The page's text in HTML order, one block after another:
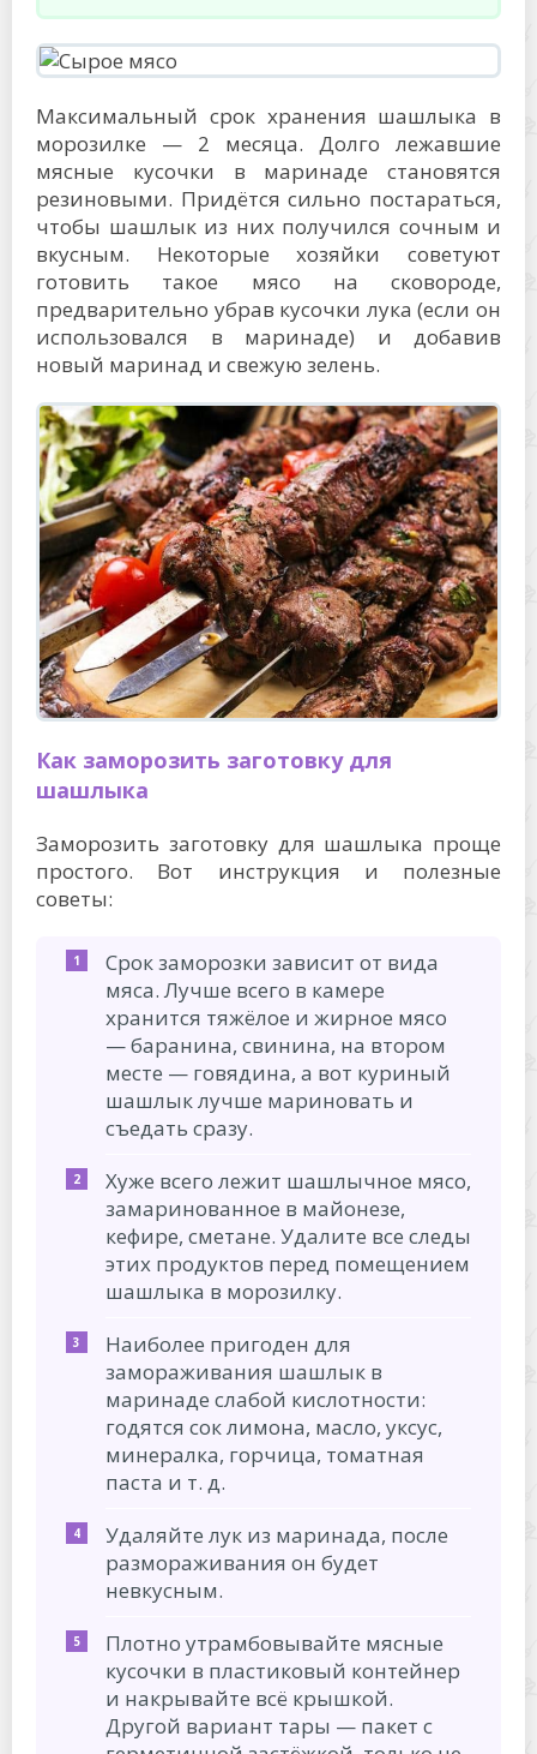
Максимальный срок хранения шашлыка в
морозилке — 2 месяца. Долго лежавшие
мясные кусочки в маринаде становятся
резиновыми. Придётся сильно постараться,
чтобы шашлык из них получился сочным и
вкусным. Некоторые хозяйки советуют
готовить такое мясо на сковороде,
предварительно убрав кусочки лука (если он
использовался в маринаде) и добавив
новый маринад и свежую зелень.
Как заморозить заготовку для
шашлыка
Заморозить заготовку для шашлыка проще
простого. Вот инструкция и полезные
советы:
Срок заморозки зависит от вида
мяса. Лучше всего в камере
хранится тяжёлое и жирное мясо
— баранина, свинина, на втором
месте — говядина, а вот куриный
шашлык лучше мариновать и
съедать сразу.
Хуже всего лежит шашлычное мясо,
замаринованное в майонезе,
кефире, сметане. Удалите все следы
этих продуктов перед помещением
шашлыка в морозилку.
Наиболее пригоден для
замораживания шашлык в
маринаде слабой кислотности:
годятся сок лимона, масло, уксус,
минералка, горчица, томатная
паста и т. д.
Удаляйте лук из маринада, после
размораживания он будет
невкусным.
Плотно утрамбовывайте мясные
кусочки в пластиковый контейнер
и накрывайте всё крышкой.
Другой вариант тары — пакет с